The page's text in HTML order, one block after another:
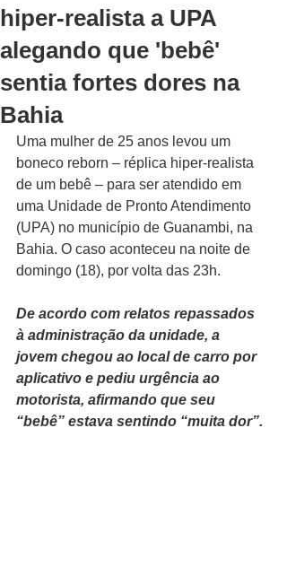
hiper-realista a UPA
alegando que 'bebê'
sentia fortes dores na
Bahia
Uma mulher de 25 anos levou um
boneco reborn – réplica hiper-realista
de um bebê – para ser atendido em
uma Unidade de Pronto Atendimento
(UPA) no município de Guanambi, na
Bahia. O caso aconteceu na noite de
domingo (18), por volta das 23h.
De acordo com relatos repassados
à administração da unidade, a
jovem chegou ao local de carro por
aplicativo e pediu urgência ao
motorista, afirmando que seu
“bebê” estava sentindo “muita dor”.